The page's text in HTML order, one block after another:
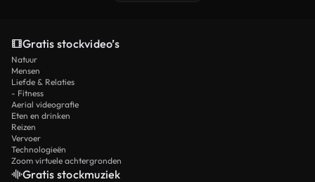
Gratis stockvideo’s
Natuur
Mensen
Liefde & Relaties
- Fitness
Aerial videografie
Eten en drinken
Reizen
Vervoer
Technologieën
Zoom virtuele achtergronden
Gratis stockmuziek